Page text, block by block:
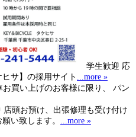
学生歓迎 応
サ】の採用サイト ...more »
お買い上げのお客様に限り、 パン
店頭お預け、出張修理も受け付け
い致します。 ...more »